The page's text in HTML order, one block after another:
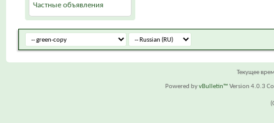
Частные объявления
Текущее
Powered byvBulletin™ Version 4.0.3